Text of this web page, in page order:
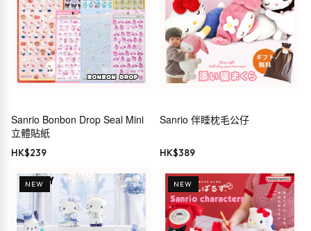
Sanrio Bonbon Drop Seal Mini
立體貼紙
HK$239
Sanrio 伴睡枕毛公仔
HK$389
NEW NEW